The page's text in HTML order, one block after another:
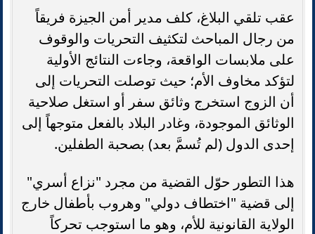
عقب تلقي البلاغ، كلف مدير أمن الجيزة فريقاً
من رجال المباحث لتكثيف التحريات والوقوف
على ملابسات الواقعة، وجاءت النتائج الأولية
لتؤكد مخاوف الأم؛ حيث توصلت التحريات إلى
أن الزوج استخرج وثائق سفر أو استغل صلاحية
الوثائق الموجودة، وغادر البلاد بالفعل متوجهاً إلى
إحدى الدول (لم تُسمَّ بعد) بصحبة الطفلين.
هذا التطور حوّل القضية من مجرد "نزاع أسري"
إلى قضية "اختطاف دولي" وهروب بأطفال خارج
الولاية القانونية للأم، وهو ما استوجب تحركاً